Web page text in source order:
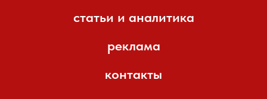
статьи и аналитика
реклама
контакты